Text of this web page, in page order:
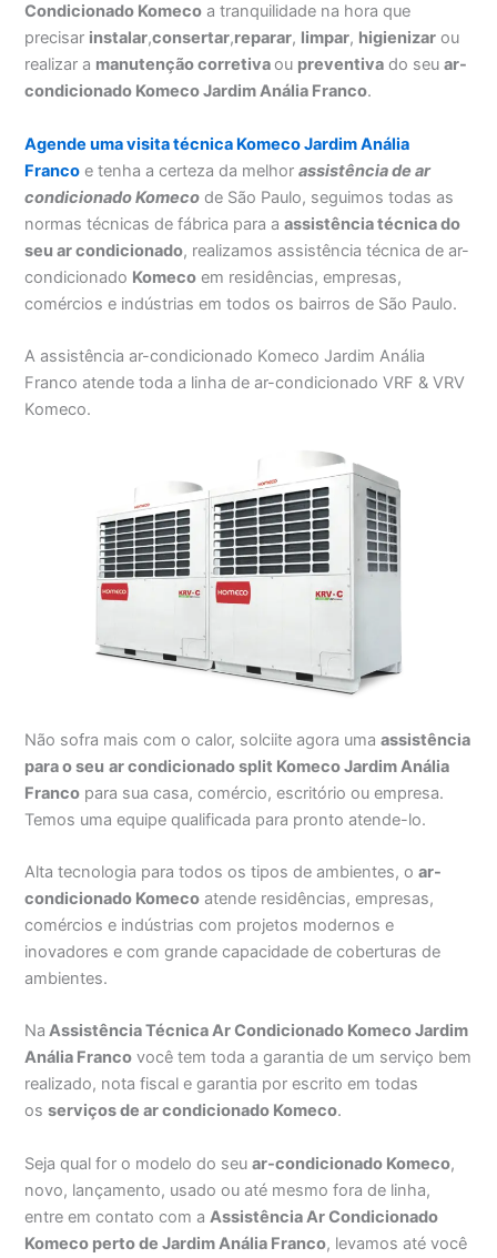
Condicionado Komeco a tranquilidade na hora que
precisar instalar,consertar,reparar, limpar, higienizar ou
realizar a manutenção corretivaou preventiva do seuar-
condicionado Komeco Jardim Anália Franco.
Agende uma visita técnica Komeco Jardim Anália
Franco e tenha a certeza da melhorassistênciade ar
condicionado Komeco de São Paulo, seguimos todas as
normas técnicas de fábrica para aassistência técnica do
seu ar condicionado, realizamos assistência técnica de ar-
condicionado Komeco em residências, empresas,
comércios e indústrias em todos os bairros de São Paulo.
A assistência ar-condicionado Komeco Jardim Anália
Franco atende toda a linha de ar-condicionado VRF & VRV
Komeco.
Não sofra mais com o calor, solciite agora umaassistência
para o seu ar condicionado split Komeco Jardim Anália
Franco para sua casa, comércio, escritório ou empresa.
Temos uma equipe qualificada para pronto atende-lo.
Alta tecnologia para todos os tipos de ambientes, oar-
condicionado Komeco atende residências, empresas,
comércios e indústrias com projetos modernos e
inovadores e com grande capacidade de coberturas de
ambientes.
Na Assistência Técnica Ar Condicionado Komeco Jardim
Anália Franco você tem toda a garantia de um serviço bem
realizado, nota fiscal e garantia por escrito em todas
osserviços de ar condicionado Komeco.
Seja qual for o modelo do seuar-condicionado Komeco,
novo, lançamento, usado ou até mesmo fora de linha,
entre em contato com a Assistência Ar Condicionado
Komeco perto de Jardim Anália Franco, levamos até você